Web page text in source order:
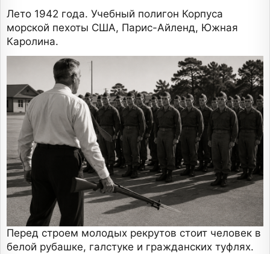
Лето 1942 года. Учебный полигон Корпуса
морской пехоты США, Парис-Айленд, Южная
Каролина.
Перед строем молодых рекрутов стоит человек в
белой рубашке, галстуке и гражданских туфлях.